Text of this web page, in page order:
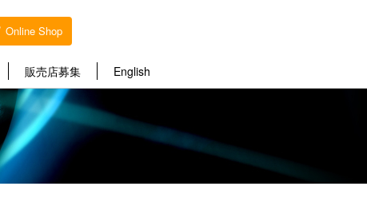
Online Shop
販売店募集 English